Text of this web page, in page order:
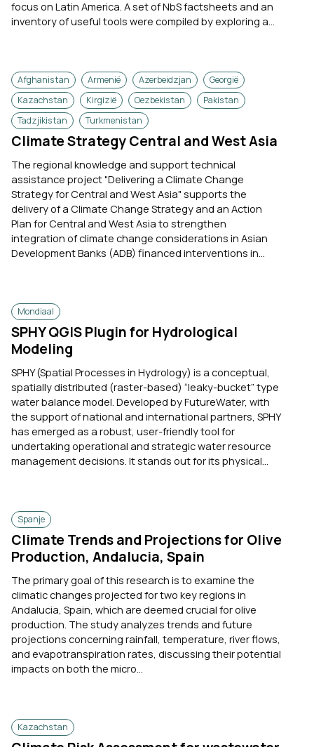
focus on Latin America. A set of NbS factsheets and an
inventory of useful tools were compiled by exploring a...
Afghanistan Armenië Azerbeidzjan
Georgië
Kazachstan
Kirgizië Oezbekistan
Pakistan
Tadzjikistan
Turkmenistan
Climate Strategy Central and West Asia
The regional knowledge and support technical
assistance project "Delivering a Climate Change
Strategy for Central and West Asia" supports the
delivery of a Climate Change Strategy and an Action
Plan for Central and West Asia to strengthen
integration of climate change considerations in Asian
Development Banks (ADB) financed interventions in...
Mondiaal
SPHY QGIS Plugin for Hydrological
Modeling
SPHY (Spatial Processes in Hydrology) is a conceptual,
spatially distributed (raster-based) “leaky-bucket” type
water balance model. Developed by FutureWater, with
the support of national and international partners, SPHY
has emerged as a robust, user-friendly tool for
undertaking operational and strategic water resource
management decisions. It stands out for its physical...
Spanje
Climate Trends and Projections for Olive
Production, Andalucia, Spain
The primary goal of this research is to examine the
climatic changes projected for two key regions in
Andalucia, Spain, which are deemed crucial for olive
production. The study analyzes trends and future
projections concerning rainfall, temperature, river flows,
and evapotranspiration rates, discussing their potential
impacts on both the micro...
Kazachstan